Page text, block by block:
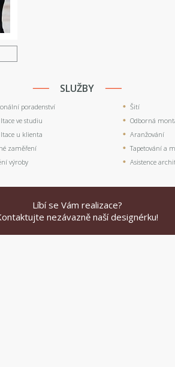
SLUŽBY
poradenství
ve studiu
u klienta
zaměření
výroby
Šití
Odborná
Aranžování
Tapetování a
Asistence
Líbí se Vám realizace?
nezávazně naší designérku!